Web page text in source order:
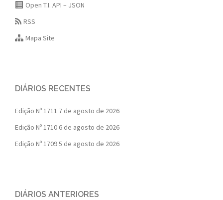
Open T.I. API – JSON
RSS
Mapa Site
DIÁRIOS RECENTES
Edição Nº 1711 7 de agosto de 2026
Edição Nº 1710 6 de agosto de 2026
Edição Nº 17095 de agosto de 2026
DIÁRIOS ANTERIORES